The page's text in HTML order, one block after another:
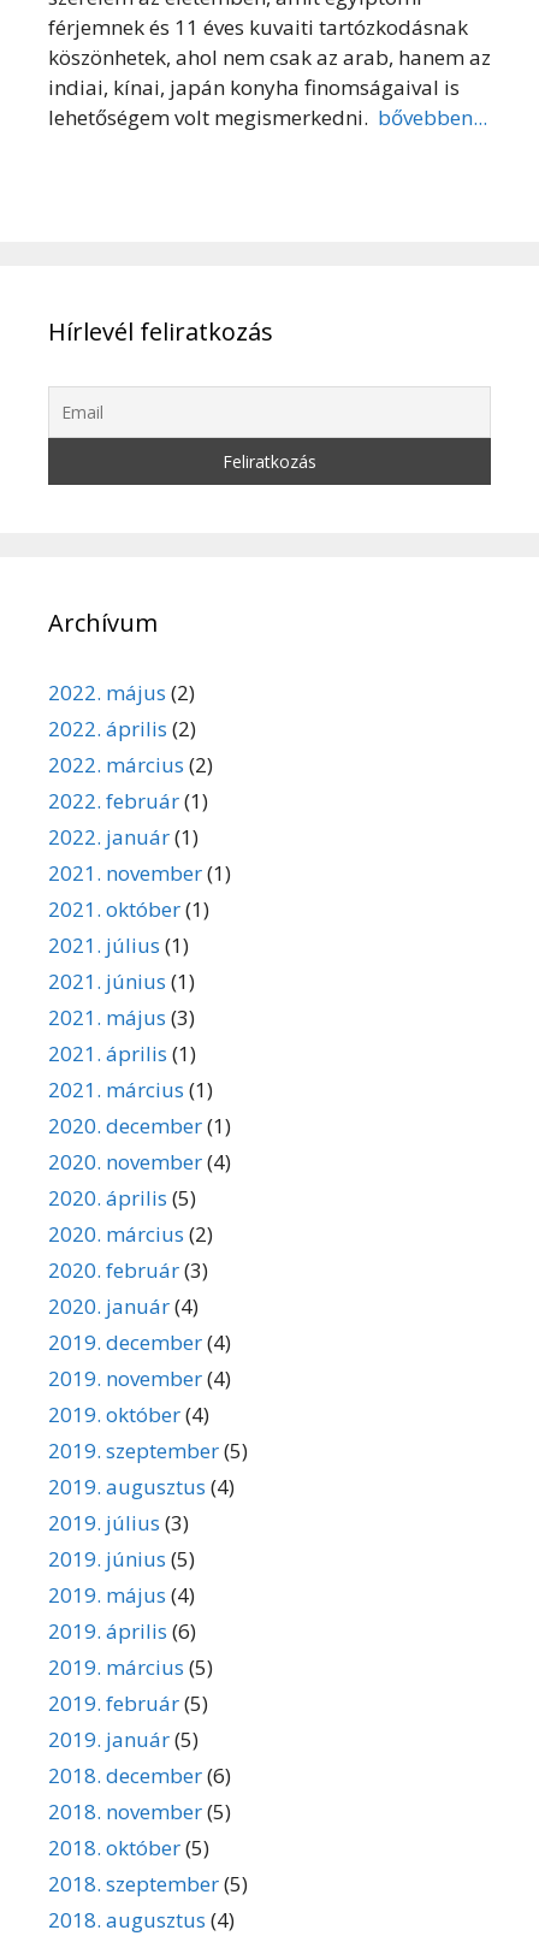
férjemnek és 11 éves kuvaiti tartózkodásnak
köszönhetek, ahol nem csak az arab, hanem az
indiai, kínai, japán konyha finomságaival is
lehetőségem volt megismerkedni. bővebben...
Hírlevél feliratkozás
Archívum
2022. május (2)
2022. április (2)
2022. március (2)
2022. február(1)
2022. január(1)
2021. november(1)
2021. október(1)
2021. július (1)
2021. június (1)
2021. május (3)
2021. április (1)
2021. március (1)
2020. december(1)
2020. november(4)
2020. április (5)
2020. március (2)
2020. február(3)
2020. január(4)
2019. december(4)
2019. november(4)
2019. október(4)
2019. szeptember(5)
2019. augusztus (4)
2019. július (3)
2019. június (5)
2019. május (4)
2019. április (6)
2019. március (5)
2019. február(5)
2019. január(5)
2018. december(6)
2018. november(5)
2018. október(5)
2018. szeptember(5)
2018. augusztus (4)